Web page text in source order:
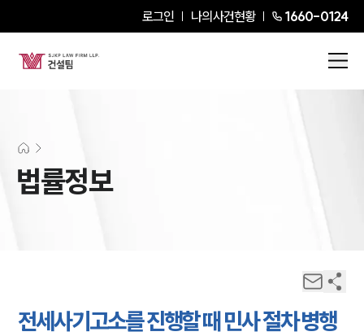
로그인 나의사건현황 1660-0124
법률정보
전세사기고소를 진행할 때 민사 절차 병행